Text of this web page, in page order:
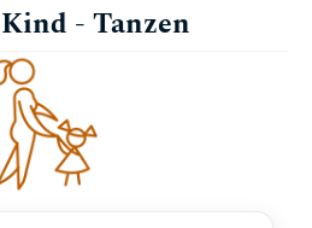
- Tanzen